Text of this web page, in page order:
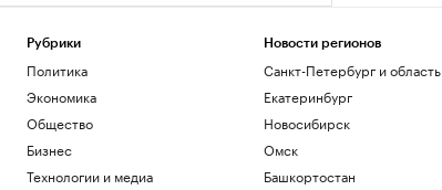
Рубрики
Политика
Экономика
Общество
Бизнес
Технологии и медиа
Новости регионов
Санкт-Петербург и область
Екатеринбург
Новосибирск
Омск
Башкортостан